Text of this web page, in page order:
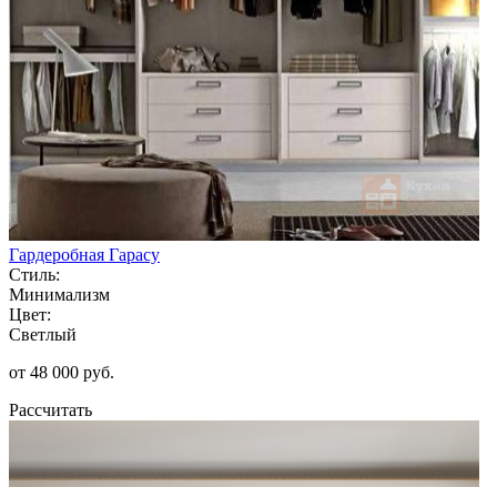
Гардеробная Гарасу
Стиль:
Минимализм
Цвет:
Светлый
от 48 000 руб.
Рассчитать